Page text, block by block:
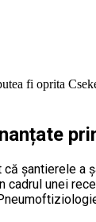
șantierele
unei